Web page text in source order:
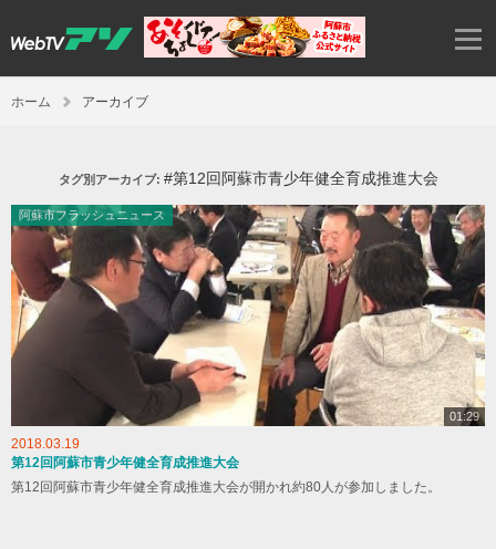
ホーム アーカイブ
タグ別アーカイブ: #第12回阿蘇市青少年健全育成推進大会
阿蘇市フラッシュニュース
01:29
2018.03.19
第12回阿蘇市青少年健全育成推進大会
第12回阿蘇市青少年健全育成推進大会が開かれ約80人が参加しました。